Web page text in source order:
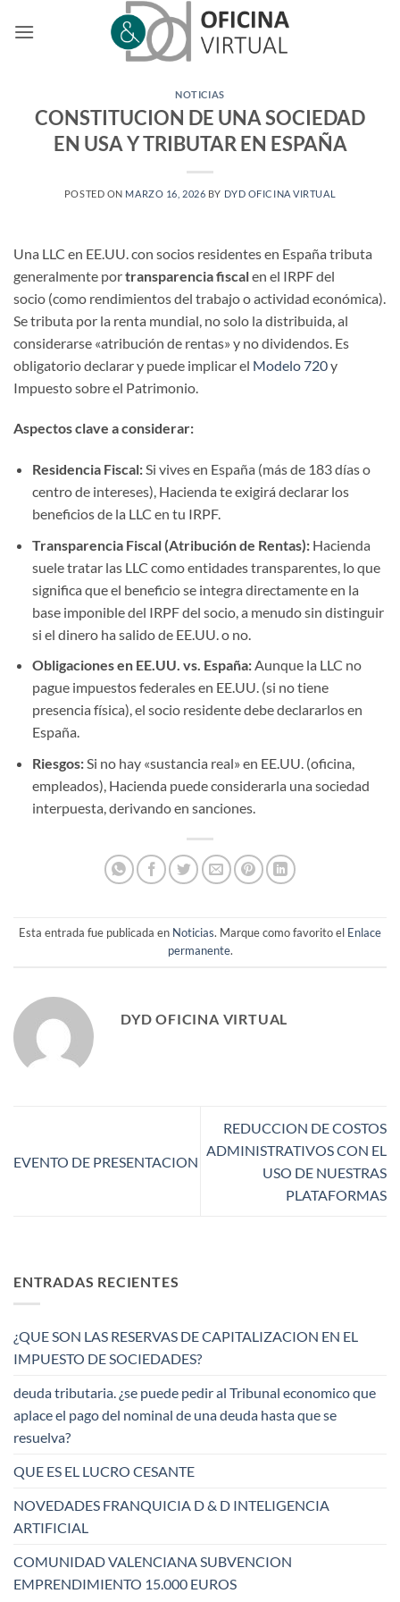
NOTICIAS
CONSTITUCION DE UNA SOCIEDAD
EN USA Y TRIBUTAR EN ESPAÑA
POSTED ON MARZO 16, 2026 BY DYD OFICINA VIRTUAL
Una LLC en EE.UU. con socios residentes en España tributa
generalmente portransparencia fiscalen el IRPF del
socio (como rendimientos del trabajo o actividad económica).
Se tributa por la renta mundial, no solo la distribuida, al
considerarse «atribución de rentas» y no dividendos. Es
obligatorio declarar y puede implicar el Modelo 720y
Impuesto sobre el Patrimonio.
Aspectos clave a considerar:
Residencia Fiscal:Si vives en España (más de 183 días o
centro de intereses), Hacienda te exigirá declarar los
beneficios de la LLC en tu IRPF.
Transparencia Fiscal (Atribución de Rentas):Hacienda
suele tratar las LLC como entidades transparentes, lo que
significa que el beneficio se integra directamente en la
base imponible del IRPF del socio, a menudo sin distinguir
si el dinero ha salido de EE.UU. o no.
Obligaciones en EE.UU. vs. España:Aunque la LLC no
pague impuestos federales en EE.UU. (si no tiene
presencia física), el socio residente debe declararlos en
España.
Riesgos:Si no hay «sustancia real» en EE.UU. (oficina,
empleados), Hacienda puede considerarla una sociedad
interpuesta, derivando en sanciones.
Esta entrada fue publicada en Noticias. Marque como favorito el Enlace
permanente.
DYD OFICINA VIRTUAL
EVENTO DE PRESENTACION
REDUCCION DE COSTOS
ADMINISTRATIVOS CON EL
USO DE NUESTRAS
PLATAFORMAS
ENTRADAS RECIENTES
¿QUE SON LAS RESERVAS DE CAPITALIZACION EN EL
IMPUESTO DE SOCIEDADES?
deuda tributaria. ¿se puede pedir al Tribunal economico que
aplace el pago del nominal de una deuda hasta que se
resuelva?
QUE ES EL LUCRO CESANTE
NOVEDADES FRANQUICIA D & D INTELIGENCIA
ARTIFICIAL
COMUNIDAD VALENCIANA SUBVENCION
EMPRENDIMIENTO 15.000 EUROS